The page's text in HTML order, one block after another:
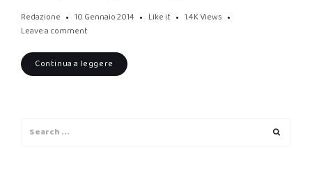
Redazione 10 Gennaio 2014 Like it 1.4K Views
Leave a comment
Continua a leggere